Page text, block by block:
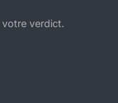
verdict.